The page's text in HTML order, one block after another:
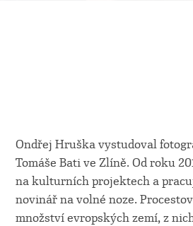
Ondřej Hruška vystudoval
Tomáše Bati ve Zlíně. Od roku
na kulturních projektech a
novinář na volné noze.
množství evropských zemí, z